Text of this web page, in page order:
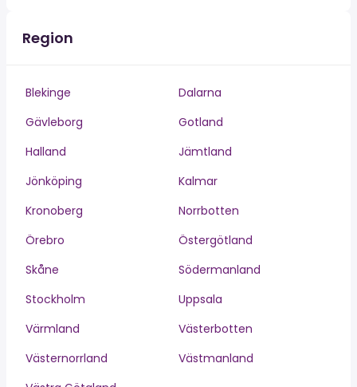
Region
Blekinge
Dalarna
Gävleborg
Gotland
Halland
Jämtland
Jönköping
Kalmar
Kronoberg
Norrbotten
Örebro
Östergötland
Skåne
Södermanland
Stockholm
Uppsala
Värmland
Västerbotten
Västernorrland
Västmanland